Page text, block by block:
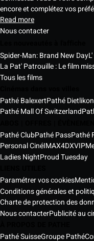
encore et complétez vos
Read more
Nous contacter
Spider-Man: Brand New Day
La Pat' Patrouille : Le film
Tous les films
Pathé BalexertPathé Dietlikon
Pathé Mall Of Switzerland
Pathé ClubPathé PassPathé
Personal CinéIMAX4DXVIP
Ladies NightProud Tuesday
Paramétrer vos cookies
Conditions générales et
Charte de protection des
Nous contacterPublicité au
Pathé SuisseGroupe Pathé